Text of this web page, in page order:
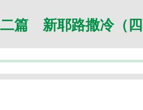
篇 新耶路撒冷（